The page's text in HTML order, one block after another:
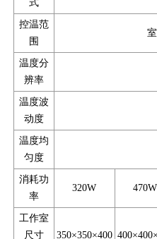
式
控温范
围
温度分
辨率
温度波
动度
温度均
匀度
消耗功
率
320W 470W
工作室
尺寸
350×350×400